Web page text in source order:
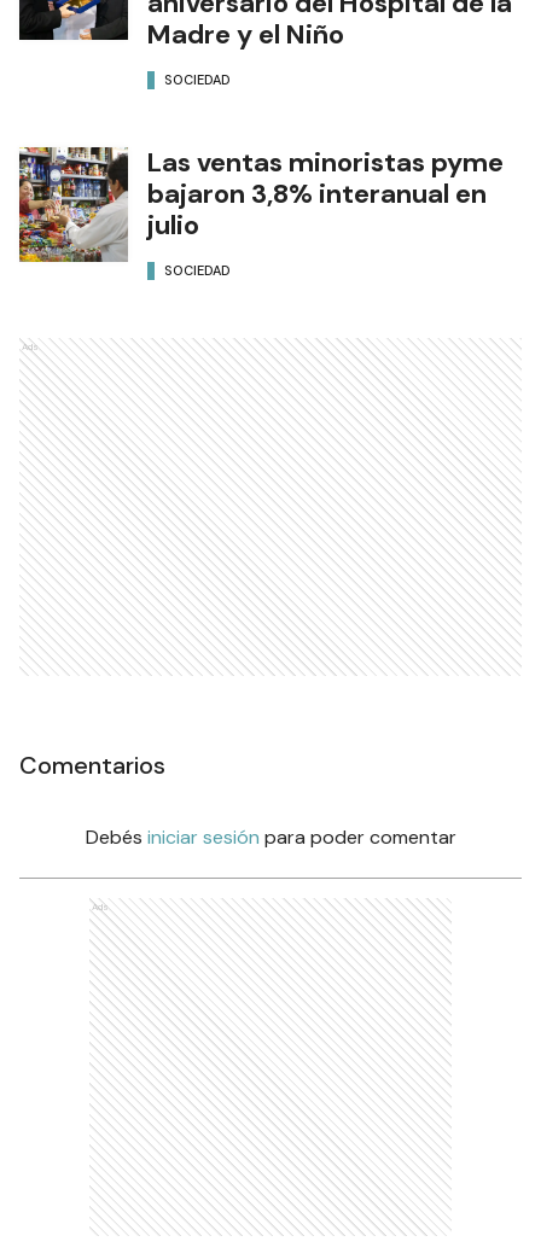
Madre y el Niño
SOCIEDAD
Las ventas minoristas pyme
bajaron 3,8% interanual en
julio
SOCIEDAD
Ads
Comentarios
Debés iniciar sesión para poder comentar
Ads